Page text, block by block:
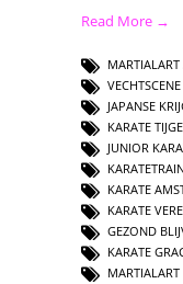
Read More →
JAPANSE
KARATE
JUNIOR
KARATE
KARATE
GEZOND
KARATE